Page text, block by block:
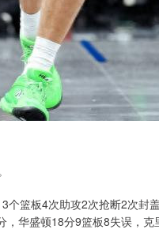
个篮板4次助攻2次抢断2次封
华盛顿18分9篮板8失误，克